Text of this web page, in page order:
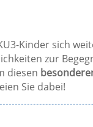
Kinder sich
zur
diesen
Sie dabei!